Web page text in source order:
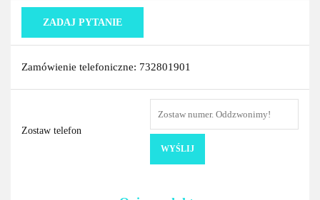
ZADAJ PYTANIE
Zamówienie telefoniczne: 732801901
Zostaw telefon
WYŚLIJ